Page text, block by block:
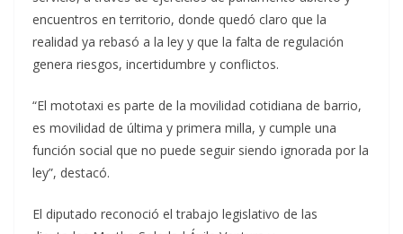
encuentros en territorio, donde quedó claro que la
realidad ya rebasó a la ley y que la falta de regulación
genera riesgos, incertidumbre y conflictos.
“El mototaxi es parte de la movilidad cotidiana de barrio,
es movilidad de última y primera milla, y cumple una
función social que no puede seguir siendo ignorada por la
ley”, destacó.
El diputado reconoció el trabajo legislativo de las